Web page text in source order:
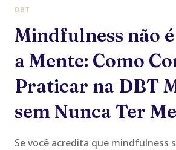
DBT
Mindfulness não
a Mente: Como
Praticar na DBT
sem Nunca Ter
Se você acredita que mindfulness